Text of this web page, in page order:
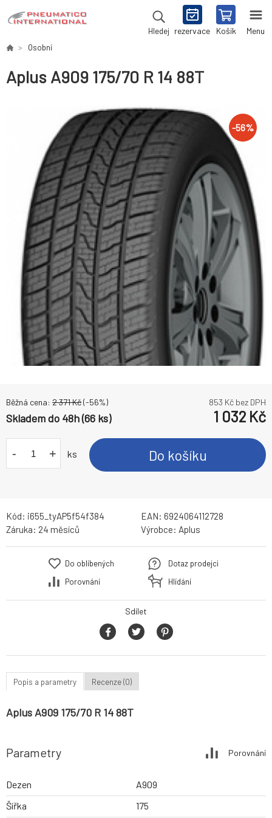
Hledej rezervace Košík Menu
Osobní
Aplus A909 175/70 R 14 88T
-56%
Běžná cena: 2 371Kč(-56%) 853 Kč bez DPH
Skladem do 48h (66 ks) 1 032 Kč
- + ks Do košíku
Kód: i655_tyAP5f54f384 EAN: 6924064112728
Záruka: 24 měsíců Výrobce: Aplus
Do oblíbených
Porovnání
Dotaz prodejci
Hlídání
Sdílet
Popis a parametry Recenze (0)
Aplus A909 175/70 R 14 88T
Parametry Porovnání
Dezen
A909
Šířka
175